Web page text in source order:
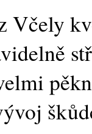
Včely